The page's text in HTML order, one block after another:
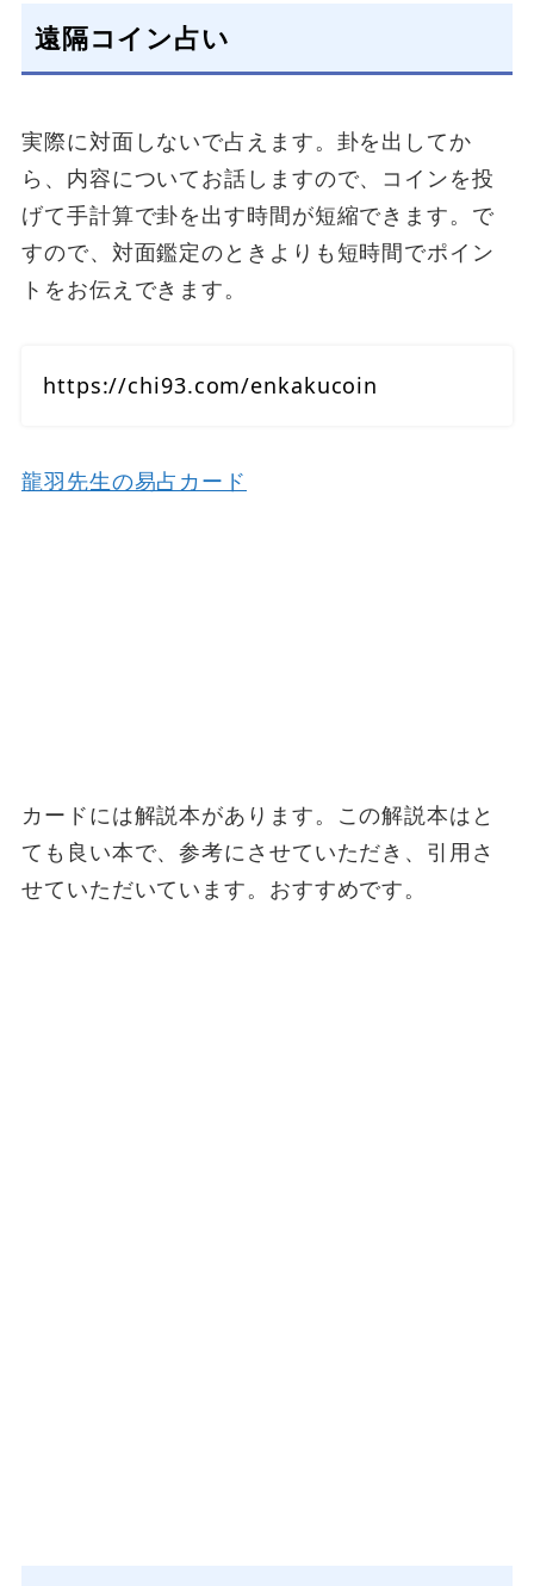
遠隔コイン占い
実際に対面しないで占えます。卦を出してか
ら、内容についてお話しますので、コインを投
げて手計算で卦を出す時間が短縮できます。で
すので、対面鑑定のときよりも短時間でポイン
トをお伝えできます。
https://chi93.com/enkakucoin
龍羽先生の易占カード
カードには解説本があります。この解説本はと
ても良い本で、参考にさせていただき、引用さ
せていただいています。おすすめです。